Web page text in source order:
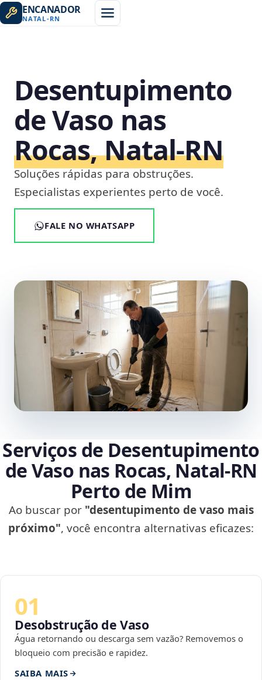
ENCANADOR
NATAL-RN
Desentupimento
de Vaso nas
Rocas, Natal‑RN
Soluções rápidas para obstruções.
Especialistas experientes perto de você.
FALE NO WHATSAPP
Serviços de Desentupimento
de Vaso nas Rocas, Natal‑RN
Perto de Mim
Ao buscar por "desentupimento de vaso mais
próximo", você encontra alternativas eficazes:
01
Desobstrução de Vaso
Água retornando ou descarga sem vazão? Removemos o
bloqueio com precisão e rapidez.
SAIBA MAIS